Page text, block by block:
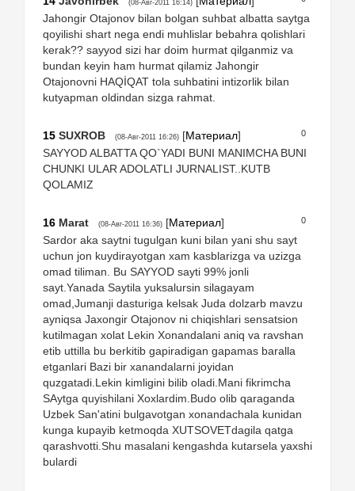
(08-Авг-2011 16:14)
Jahongir Otajonov bilan bolgan suhbat albatta saytga
qoyilishi shart nega endi muhlislar bebahra qolishlari
kerak?? sayyod sizi har doim hurmat qilganmiz va
bundan keyin ham hurmat qilamiz Jahongir
Otajonovni HAQİQAT tola suhbatini intizorlik bilan
kutyapman oldindan sizga rahmat.
0
15 SUXROB (08-Авг-2011 16:26) [Материал]
SAYYOD ALBATTA QO`YADI BUNI MANIMCHA BUNI
CHUNKI ULAR ADOLATLI JURNALIST..KUTB
QOLAMIZ
0
16 Marat (08-Авг-2011 16:36) [Материал]
Sardor aka saytni tugulgan kuni bilan yani shu sayt
uchun jon kuydirayotgan xam kasblarizga va uzizga
omad tiliman. Bu SAYYOD sayti 99% jonli
sayt.Yanada Saytila yuksalursin silagayam
omad,Jumanji dasturiga kelsak Juda dolzarb mavzu
ayniqsa Jaxongir Otajonov ni chiqishlari sensatsion
kutilmagan xolat Lekin Xonandalani aniq va ravshan
etib uttilla bu berkitib gapiradigan gapamas baralla
etganlari Bazi bir xanandalarni joyidan
quzgatadi.Lekin kimligini bilib oladi.Mani fikrimcha
SAytga quyishilani Xoxlardim.Budo olib qaraganda
Uzbek San'atini bulgavotgan xonandachala kunidan
kunga kupayib ketmoqda XUTSOVETdagila qatga
qarashvotti.Shu masalani kengashda kutarsela yaxshi
bulardi